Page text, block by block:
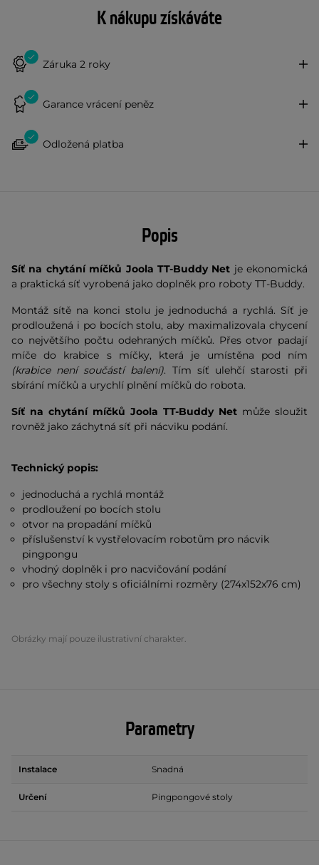
K nákupu získáváte
Záruka 2 roky
Garance vrácení peněz
Odložená platba
Popis
Síť na chytání míčků Joola TT-Buddy Net je ekonomická
a praktická síť vyrobená jako doplněk pro roboty TT-Buddy.
Montáž sítě na konci stolu je jednoduchá a rychlá. Síť je
prodloužená i po bocích stolu, aby maximalizovala chycení
co největšího počtu odehraných míčků. Přes otvor padají
míče do krabice s míčky, která je umístěna pod ním
(krabice není součástí balení). Tím síť ulehčí starosti při
sbírání míčků a urychlí plnění míčků do robota.
Síť na chytání míčků Joola TT-Buddy Net může sloužit
rovněž jako záchytná síť při nácviku podání.
Technický popis:
jednoduchá a rychlá montáž
prodloužení po bocích stolu
otvor na propadání míčků
příslušenství k vystřelovacím robotům pro nácvik
pingpongu
vhodný doplněk i pro nacvičování podání
pro všechny stoly s oficiálními rozměry (274x152x76 cm)
Obrázky mají pouze ilustrativní charakter.
Parametry
Instalace Snadná
Určení Pingpongové stoly